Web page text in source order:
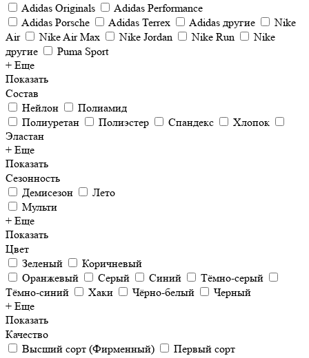
Adidas Originals
Adidas Performance
Adidas Porsche
Adidas Terrex Adidas другие
Nike
Air
Nike Air Max Nike Jordan Nike Run
Nike
другие
Puma Sport
+ Еще
Показать
Состав
Нейлон
Полиамид
Полиуретан
Полиэстер Спандекс
Хлопок
Эластан
+ Еще
Показать
Сезонность
Демисезон
Лето
Мульти
+ Еще
Показать
Цвет
Зеленый
Коричневый
Оранжевый
Серый Синий
Тёмно-серый
Тёмно-синий
Хаки Чёрно-белый
Черный
+ Еще
Показать
Качество
Высший сорт (Фирменный)
Первый сорт